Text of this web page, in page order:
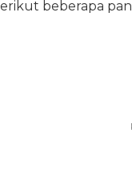
beberapa